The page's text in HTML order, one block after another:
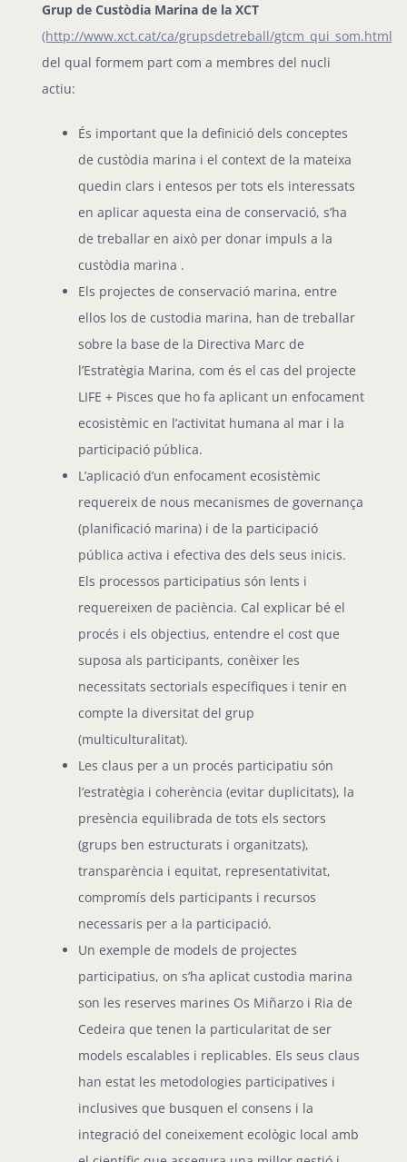
Grup de Custòdia Marina de la XCT
(http://www.xct.cat/ca/grupsdetreball/gtcm_qui_som.html)
del qual formem part com a membres del nucli
actiu:
És important que la definició dels conceptes
de custòdia marina i el context de la mateixa
quedin clars i entesos per tots els interessats
en aplicar aquesta eina de conservació, s’ha
de treballar en això per donar impuls a la
custòdia marina .
Els projectes de conservació marina, entre
ellos los de custodia marina, han de treballar
sobre la base de la Directiva Marc de
l’Estratègia Marina, com és el cas del projecte
LIFE + Pisces que ho fa aplicant un enfocament
ecosistèmic en l’activitat humana al mar i la
participació pública.
L’aplicació d’un enfocament ecosistèmic
requereix de nous mecanismes de governança
(planificació marina) i de la participació
pública activa i efectiva des dels seus inicis.
Els processos participatius són lents i
requereixen de paciència. Cal explicar bé el
procés i els objectius, entendre el cost que
suposa als participants, conèixer les
necessitats sectorials específiques i tenir en
compte la diversitat del grup
(multiculturalitat).
Les claus per a un procés participatiu són
l’estratègia i coherència (evitar duplicitats), la
presència equilibrada de tots els sectors
(grups ben estructurats i organitzats),
transparència i equitat, representativitat,
compromís dels participants i recursos
necessaris per a la participació.
Un exemple de models de projectes
participatius, on s’ha aplicat custodia marina
son les reserves marines Os Miñarzo i Ria de
Cedeira que tenen la particularitat de ser
models escalables i replicables. Els seus claus
han estat les metodologies participatives i
inclusives que busquen el consens i la
integració del coneixement ecològic local amb